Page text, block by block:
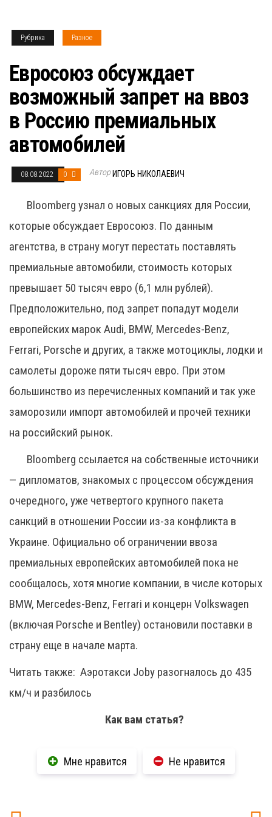
Рубрика Разное
Евросоюз обсуждает
возможный запрет на ввоз
в Россию премиальных
автомобилей
08.08.2022 0 Автор ИГОРЬ НИКОЛАЕВИЧ
Bloomberg узнал о новых санкциях для России,
которые обсуждает Евросоюз. По данным
агентства, в страну могут перестать поставлять
премиальные автомобили, стоимость которых
превышает 50 тысяч евро (6,1 млн рублей).
Предположительно, под запрет попадут модели
европейских марок Audi, BMW, Mercedes-Benz,
Ferrari, Porsche и других, а также мотоциклы, лодки и
самолеты дороже пяти тысяч евро. При этом
большинство из перечисленных компаний и так уже
заморозили импорт автомобилей и прочей техники
на российский рынок.
Bloomberg ссылается на собственные источники
— дипломатов, знакомых с процессом обсуждения
очередного, уже четвертого крупного пакета
санкций в отношении России из-за конфликта в
Украине. Официально об ограничении ввоза
премиальных европейских автомобилей пока не
сообщалось, хотя многие компании, в числе которых
BMW, Mercedes-Benz, Ferrari и концерн Volkswagen
(включая Porsche и Bentley) остановили поставки в
страну еще в начале марта.
Читать также: Аэротакси Joby разогналось до 435
км/ч и разбилось
Как вам статья?
Мне нравится Не нравится